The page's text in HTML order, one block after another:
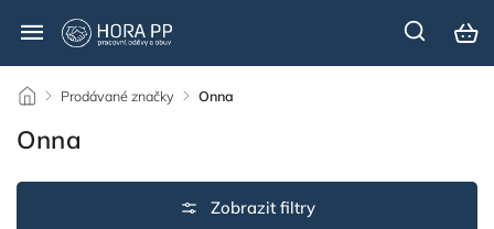
/ Prodávané značky / Onna
Onna